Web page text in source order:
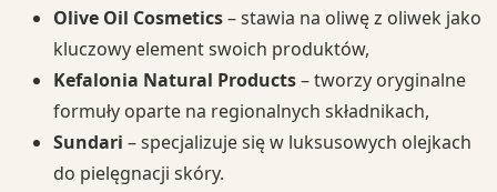
Olive Oil Cosmetics– stawia na oliwę z oliwek jako
kluczowy element swoich produktów,
Kefalonia Natural Products– tworzy oryginalne
formuły oparte na regionalnych składnikach,
Sundari – specjalizuje się w luksusowych olejkach
do pielęgnacji skóry.